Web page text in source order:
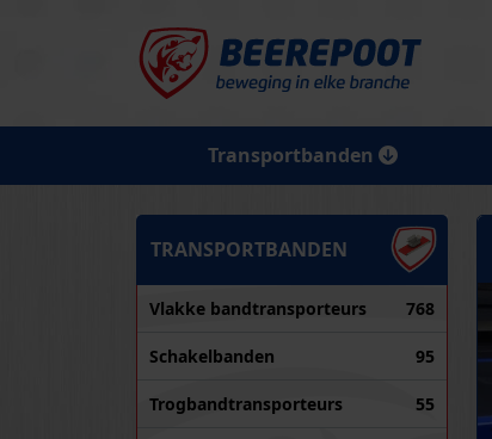
Transportbanden
TRANSPORTBANDEN
Vlakke bandtransporteurs 768
Schakelbanden 95
Trogbandtransporteurs 55